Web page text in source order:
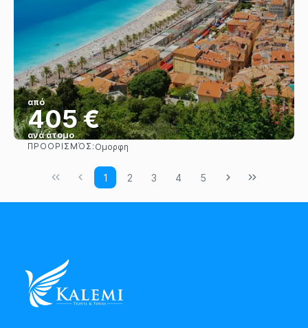
από
405 €
ανά άτομο
ΠΡΟΟΡΙΣΜΌΣ: Ομορφη
1 2 3 4 5